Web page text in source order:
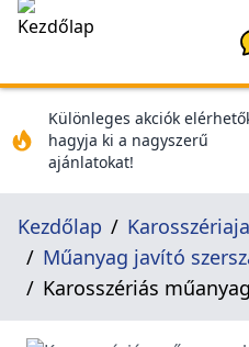
Különleges akciók
hagyja ki a nagyszerű
ajánlatokat!
Kezdőlap
Műanyag javító
Karosszériás